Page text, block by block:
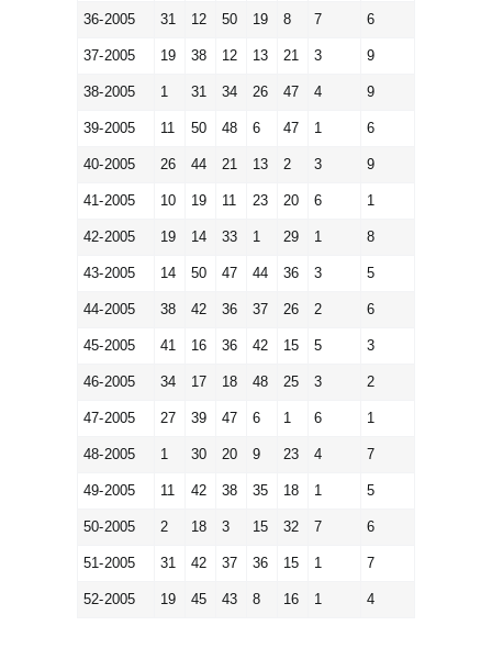
36-2005 31 12 50 19 8 7 6
37-2005 19 38 12 13 21 3 9
38-2005 1 31 34 26 47 4 9
39-2005 11 50 48 6 47 1 6
40-2005 26 44 21 13 2 3 9
41-2005 10 19 11 23 20 6 1
42-2005 19 14 33 1 29 1 8
43-2005 14 50 47 44 36 3 5
44-2005 38 42 36 37 26 2 6
45-2005 41 16 36 42 15 5 3
46-2005 34 17 18 48 25 3 2
47-2005 27 39 47 6 1 6 1
48-2005 1 30 20 9 23 4 7
49-2005 11 42 38 35 18 1 5
50-2005 2 18 3 15 32 7 6
51-2005 31 42 37 36 15 1 7
52-2005 19 45 43 8 16 1 4